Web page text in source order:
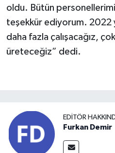
oldu. Bütün
teşekkür ediyorum. 2022
daha fazla çalışacağız,
üreteceğiz” dedi.
EDITÖR
Furkan Demir